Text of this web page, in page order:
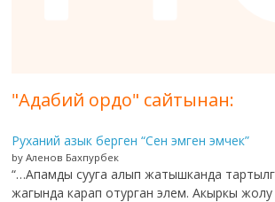
"Адабий ордо" сайтынан:
Руханий азык берген “Сен эмген эмчек”
by Аленов Бахпурбек
“…Апамды сууга алып жатышканда
жагында карап отурган элем. Акыркы